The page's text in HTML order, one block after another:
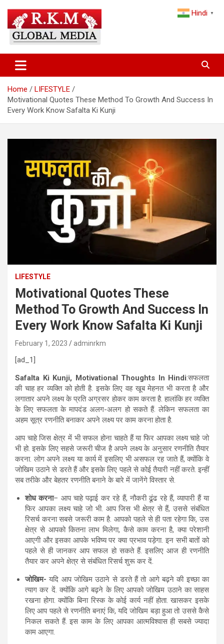
content
Latest Hindi News & Breaking
News – RKM Global Media
and the World
Home
LIFESTYLE
Motivational Quotes These Method To Growth And Success In
Every Work Know Safalta Ki Kunji
LIFESTYLE
Motivational Quotes These
Method To Growth And Success In
Every Work Know Safalta Ki Kunji
February 1, 2023 adminrkm
[ad_1]
Safalta Ki Kunji, Motivational Thoughts In Hindi:सफलता
की चाह हर व्यक्ति को होती है. इसके लिए वह खूब मेहनत भी करता है और
लगातार अपने लक्ष्य के प्रति अग्रसर होकर काम करता है. हालांकि हर व्यक्ति
के लिए सफलता के मापदंड अलग-अलग हो सकते हैं. लेकिन सफलता का
अहम सूत्र रणनीति बनाकर अपने लक्ष्य पर काम करना होता है.
आप चाहे जिस क्षेत्र में भी सफल होना चाहते हैं या फिर आपका लक्ष्य चाहे जो
भी हो. इसके लिए सहसे जरूरी चीज है अपने लक्ष्य के अनुसार रणनीति तैयार
करना. लोग अपने लक्ष्य या कार्य में इसलिए भी असफल रह जाते हैं, क्योंकि वे
जोखिम उठाने से डरते हैं और इसके लिए पहले से कोई तैयारी नहीं करते. इन्हीं
सब तरीके और बेहतर रणनीति बनाने के बारे में जानेंगे विस्तार से.
शोध करना– आप चाहे पढ़ाई कर रहे हैं, नौकरी ढूंढ रहे हैं, व्यापारी हैं या
फिर आपका लक्ष्य चाहे जो भी. आप जिस भी क्षेत्र से हैं, उससे संबंधित
रिसर्च करना सबसे जरूरी काम है. आपको पहले से ही पता रहेगा कि, उस
क्षेत्र से आपको कितना लाभ मिलेगा, कैसे काम करना है, क्या परेशानी
आएगी और इसका आपके भविष्य पर क्या प्रभाव पड़ेगा. इन सभी बातों को
पहले से ही जानकर आप सफल हो सकते हैं. इसलिए आज ही रणनीति
तैयार कर अपने क्षेत्र से संबंधित रिसर्च शुरू कर दें.
जोखिम- यदि आप जोखिम उठाने से डरते हैं तो आगे बढ़ने की इच्छा का
त्याग कर दें. क्योंकि आगे बढ़ने के लिए आपको जोखिम उठाने का साहस
रखना होगा. क्योंकि बिना रिस्क के कोई कार्य नहीं होता. खासकर इसके
लिए आप पहले से रणनीति बनाएं कि, यदि जोखिम बड़ा हुआ तो उससे कैसे
निकल सकते हैं. इस काम के लिए आपका आत्मविश्वास ही सबसे ज्यादा
काम आएगा.
Hindi ▼